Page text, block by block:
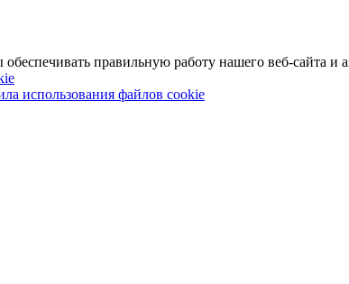
правильную работу нашего веб-сайта и
использования файлов cookie